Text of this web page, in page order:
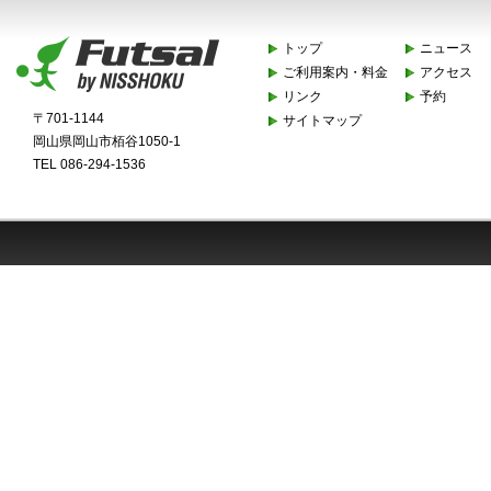
〒701-1144
岡山県岡山市栢谷1050-1
TEL 086-294-1536
トップ
ニュース
ご利用案内・料金
アクセス
リンク
予約
サイトマップ